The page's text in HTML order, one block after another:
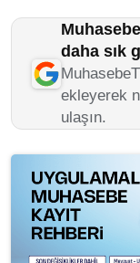
daha sık
ekleyerek
ulaşın.